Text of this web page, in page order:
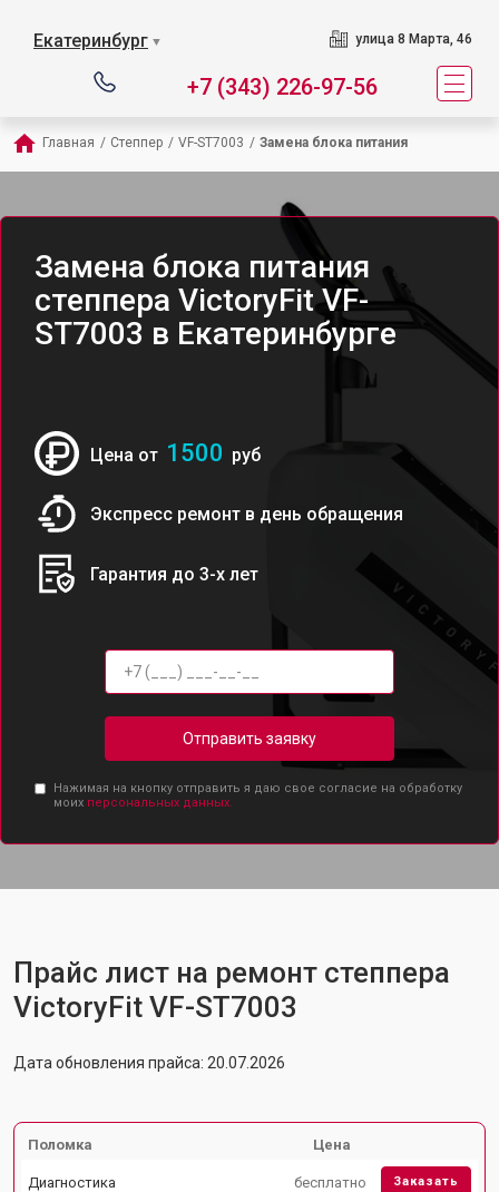
Екатеринбург ▼ улица 8 Марта, 46
+7 (343) 226-97-56
Главная / Степпер / VF-ST7003 / Замена блока питания
Замена блока питания
степпера VictoryFit VF-
ST7003 в Екатеринбурге
Цена от 1500 руб
Экспресс ремонт в день обращения
Гарантия до 3-х лет
Отправить заявку
Нажимая на кнопку отправить я даю свое согласие на обработку
моих персональных данных.
Прайс лист на ремонт степпера
VictoryFit VF-ST7003
Дата обновления прайса: 20.07.2026
Поломка Цена
Диагностика бесплатно Заказать